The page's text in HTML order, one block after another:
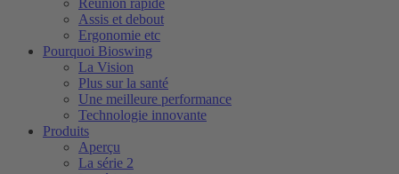
Réunion rapide
Assis et debout
Ergonomie etc
Pourquoi Bioswing
La Vision
Plus sur la santé
Une meilleure performance
Technologie innovante
Produits
Aperçu
La série 2